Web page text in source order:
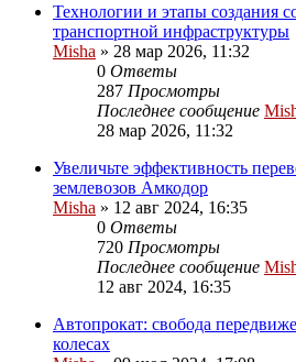
Технологии и этапы создания
транспортной инфраструктуры
Misha » 28 мар 2026, 11:32
0 Ответы
287 Просмотры
Последнее сообщение
28 мар 2026, 11:32
Увеличьте эффективность
землевозов Амкодор
Misha » 12 авг 2024, 16:35
0 Ответы
720 Просмотры
Последнее сообщение
12 авг 2024, 16:35
Автопрокат: свобода
колесах